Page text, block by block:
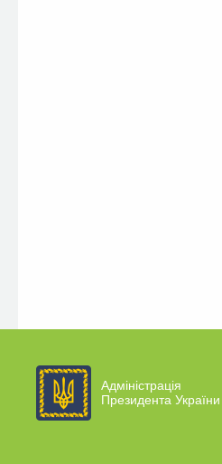
Адміністрація
Президента України